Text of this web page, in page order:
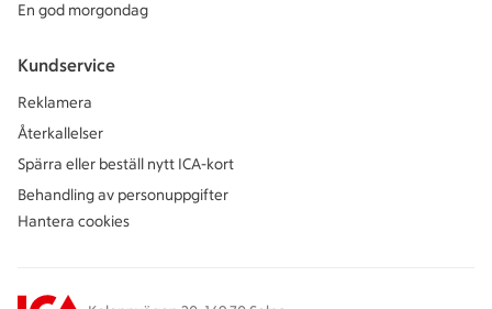
En god morgondag
Kundservice
Reklamera
Återkallelser
Spärra eller beställ nytt ICA-kort
Behandling av personuppgifter
Hantera cookies